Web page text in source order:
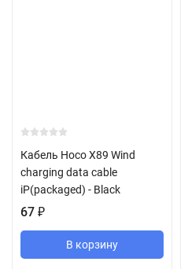
Кабель Hoco X89 Wind
charging data cable
iP(packaged) - Black
67 ₽
В корзину